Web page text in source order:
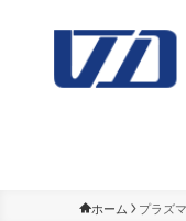
ホーム プラズ